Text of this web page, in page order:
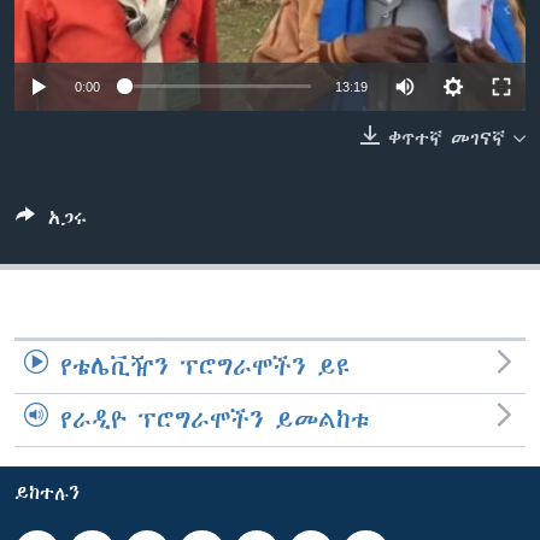
ቋንቋዎች
0:00 13:19
ቀጥተኛ መገናኛ
አጋሩ
የቴሌቪዥን ፕሮግራሞችን ይዩ
የራዲዮ ፕሮግራሞችን ይመልከቱ
ይከተሉን